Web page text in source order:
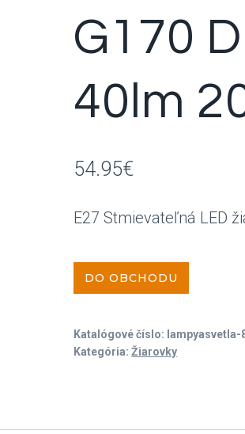
G170
40lm
54.95€
E27 Stmievateľná LED
DO OBCHODU
Katalógové číslo: lampyasvetla-
Kategória:Žiarovky